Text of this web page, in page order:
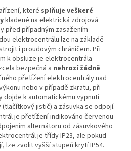
které splňuje veškeré
kladené na elektrická zdrojová
před případným zasažením
elektrocentrálu lze na základě
i proudovým chráničem. Při
k obsluze je elektrocentrála
bezpečná a nehrozí žádně
přetížení elektrocentrály nad
nebo v případě zkratu, při
dojde k automatickému vypnutí
jistič) a zásuvka se odpojí.
je přetížení indikováno červenou
alternátoru od zásuvkového
je třídy IP23, ale pokud
lze zvolit vyšší stupeň krytí IP54.